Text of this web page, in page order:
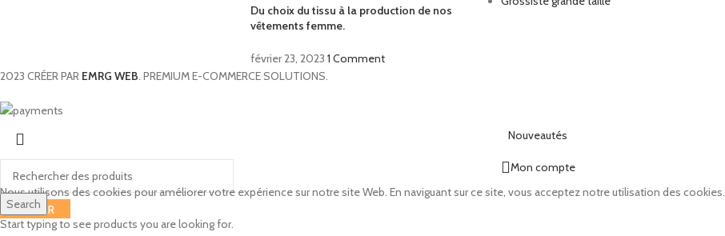
Du choix du tissu à la production de nos
vêtements femme.
février 23, 2023 1 Comment
2023 CRÉER PAR EMRG WEB. PREMIUM E-COMMERCE SOLUTIONS.
Search
Start typing to see products you are looking for.
Nouveautés
Mon compte
Nous utilisons des cookies pour améliorer votre expérience sur notre site Web. En naviguant sur ce site, vous acceptez notre utilisation des cookies.
FERMER